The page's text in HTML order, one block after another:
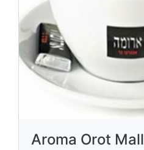
Aroma Orot Mall